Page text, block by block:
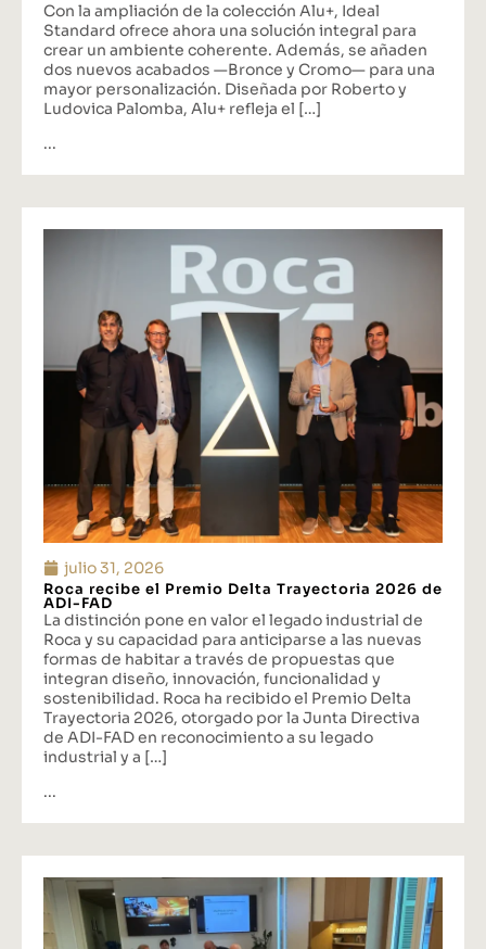
Con la ampliación de la colección Alu+, Ideal
Standard ofrece ahora una solución integral para
crear un ambiente coherente. Además, se añaden
dos nuevos acabados —Bronce y Cromo— para una
mayor personalización. Diseñada por Roberto y
Ludovica Palomba, Alu+ refleja el […]
...
julio 31, 2026
Roca recibe el Premio Delta Trayectoria 2026 de
ADI-FAD
La distinción pone en valor el legado industrial de
Roca y su capacidad para anticiparse a las nuevas
formas de habitar a través de propuestas que
integran diseño, innovación, funcionalidad y
sostenibilidad. Roca ha recibido el Premio Delta
Trayectoria 2026, otorgado por la Junta Directiva
de ADI-FAD en reconocimiento a su legado
industrial y a […]
...